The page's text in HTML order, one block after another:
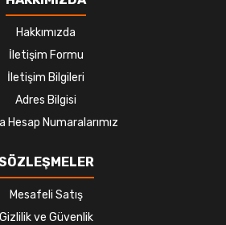
Hakkımızda
İletişim Formu
İletişim Bilgileri
Adres Bilgisi
Hesap Numaralarımız
Mesafeli Satış
Gizlilik ve Güvenlik